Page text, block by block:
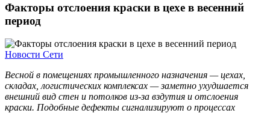
Факторы отслоения краски в цехе в весенний
период
Новости Сети
Весной в помещениях промышленного назначения — цехах,
складах, логистических комплексах — заметно ухудшается
внешний вид стен и потолков из‑за вздутия и отслоения
краски. Подобные дефекты сигнализируют о процессах